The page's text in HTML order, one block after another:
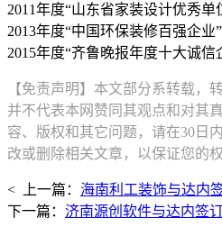
2011年度“山东省家装设计优秀单
2013年度“中国环保装修百强企业”
2015年度“齐鲁晚报年度十大诚信
【免责声明】本文部分系转载，
并不代表本网赞同其观点和对其
容、版权和其它问题，请在30日
改或删除相关文章，以保证您的权
< 上一篇： 海南利工装饰与达内
下一篇： 济南源创软件与达内签